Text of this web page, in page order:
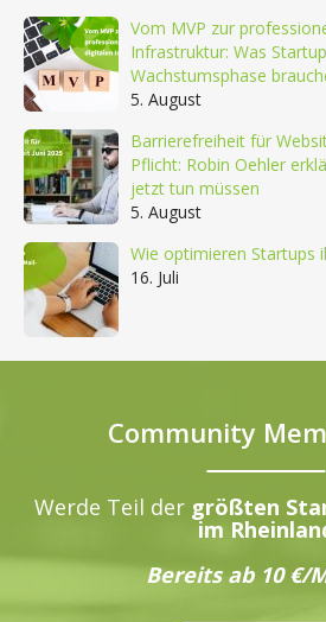
Vom MVP zur
Infrastruktur: Was
Wachstumsphase
5. August
Barrierefreiheit für
Pflicht: Robin Oehler
jetzt tun müssen
5. August
Wie optimieren Startups
16. Juli
Community
Werde Teil der größten
im
Bereits ab 10 €/